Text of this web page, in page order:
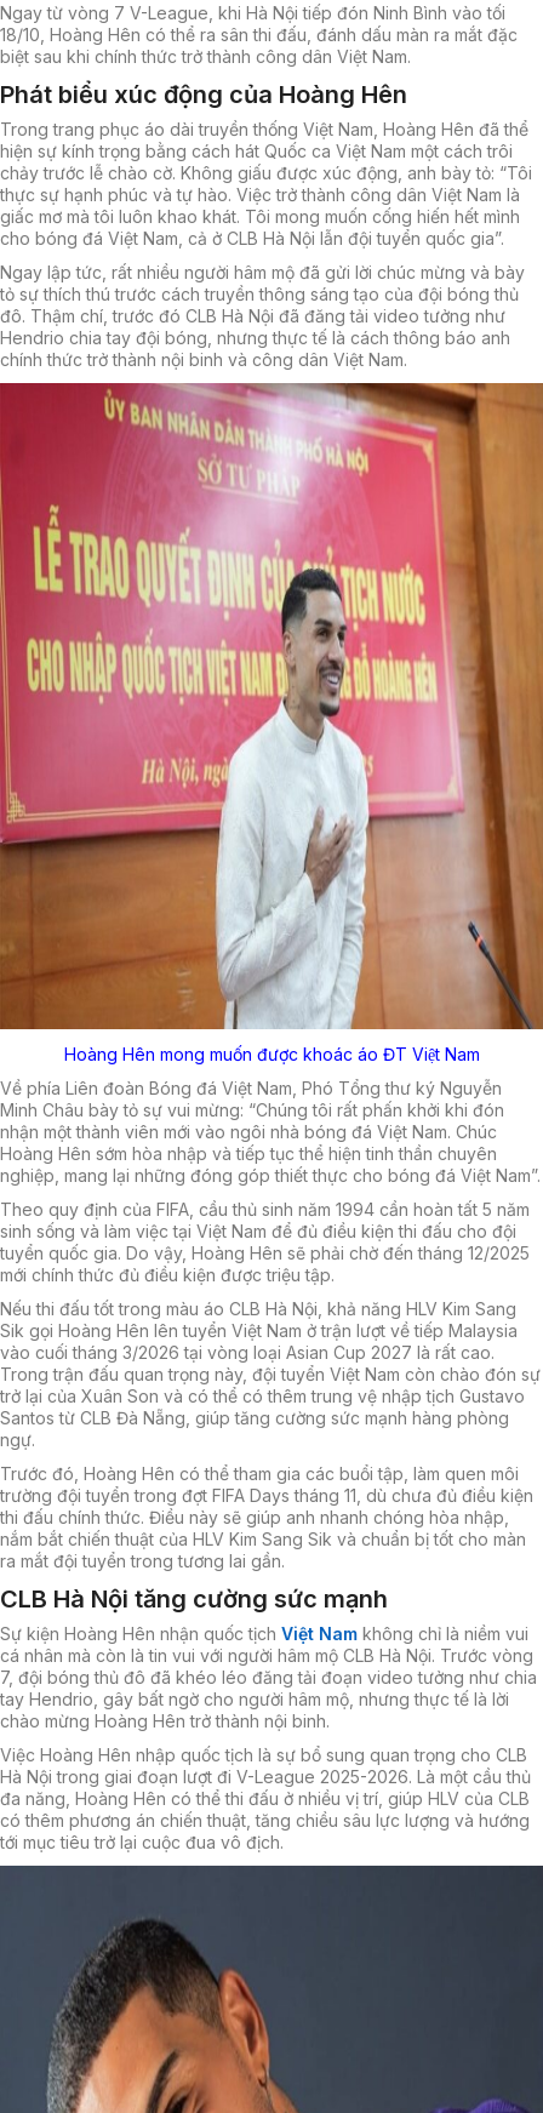
Ngay từ vòng 7 V-League, khi Hà Nội tiếp đón Ninh Bình vào tối
18/10, Hoàng Hên có thể ra sân thi đấu, đánh dấu màn ra mắt đặc
biệt sau khi chính thức trở thành công dân Việt Nam.
Phát biểu xúc động của Hoàng Hên
Trong trang phục áo dài truyền thống Việt Nam, Hoàng Hên đã thể
hiện sự kính trọng bằng cách hát Quốc ca Việt Nam một cách trôi
chảy trước lễ chào cờ. Không giấu được xúc động, anh bày tỏ: “Tôi
thực sự hạnh phúc và tự hào. Việc trở thành công dân Việt Nam là
giấc mơ mà tôi luôn khao khát. Tôi mong muốn cống hiến hết mình
cho bóng đá Việt Nam, cả ở CLB Hà Nội lẫn đội tuyển quốc gia”.
Ngay lập tức, rất nhiều người hâm mộ đã gửi lời chúc mừng và bày
tỏ sự thích thú trước cách truyền thông sáng tạo của đội bóng thủ
đô. Thậm chí, trước đó CLB Hà Nội đã đăng tải video tưởng như
Hendrio chia tay đội bóng, nhưng thực tế là cách thông báo anh
chính thức trở thành nội binh và công dân Việt Nam.
Hoàng Hên mong muốn được khoác áo ĐT Việt Nam
Về phía Liên đoàn Bóng đá Việt Nam, Phó Tổng thư ký Nguyễn
Minh Châu bày tỏ sự vui mừng: “Chúng tôi rất phấn khởi khi đón
nhận một thành viên mới vào ngôi nhà bóng đá Việt Nam. Chúc
Hoàng Hên sớm hòa nhập và tiếp tục thể hiện tinh thần chuyên
nghiệp, mang lại những đóng góp thiết thực cho bóng đá Việt Nam”.
Theo quy định của FIFA, cầu thủ sinh năm 1994 cần hoàn tất 5 năm
sinh sống và làm việc tại Việt Nam để đủ điều kiện thi đấu cho đội
tuyển quốc gia. Do vậy, Hoàng Hên sẽ phải chờ đến tháng 12/2025
mới chính thức đủ điều kiện được triệu tập.
Nếu thi đấu tốt trong màu áo CLB Hà Nội, khả năng HLV Kim Sang
Sik gọi Hoàng Hên lên tuyển Việt Nam ở trận lượt về tiếp Malaysia
vào cuối tháng 3/2026 tại vòng loại Asian Cup 2027 là rất cao.
Trong trận đấu quan trọng này, đội tuyển Việt Nam còn chào đón sự
trở lại của Xuân Son và có thể có thêm trung vệ nhập tịch Gustavo
Santos từ CLB Đà Nẵng, giúp tăng cường sức mạnh hàng phòng
ngự.
Trước đó, Hoàng Hên có thể tham gia các buổi tập, làm quen môi
trường đội tuyển trong đợt FIFA Days tháng 11, dù chưa đủ điều kiện
thi đấu chính thức. Điều này sẽ giúp anh nhanh chóng hòa nhập,
nắm bắt chiến thuật của HLV Kim Sang Sik và chuẩn bị tốt cho màn
ra mắt đội tuyển trong tương lai gần.
CLB Hà Nội tăng cường sức mạnh
Sự kiện Hoàng Hên nhận quốc tịch Việt Nam không chỉ là niềm vui
cá nhân mà còn là tin vui với người hâm mộ CLB Hà Nội. Trước vòng
7, đội bóng thủ đô đã khéo léo đăng tải đoạn video tưởng như chia
tay Hendrio, gây bất ngờ cho người hâm mộ, nhưng thực tế là lời
chào mừng Hoàng Hên trở thành nội binh.
Việc Hoàng Hên nhập quốc tịch là sự bổ sung quan trọng cho CLB
Hà Nội trong giai đoạn lượt đi V-League 2025-2026. Là một cầu thủ
đa năng, Hoàng Hên có thể thi đấu ở nhiều vị trí, giúp HLV của CLB
có thêm phương án chiến thuật, tăng chiều sâu lực lượng và hướng
tới mục tiêu trở lại cuộc đua vô địch.